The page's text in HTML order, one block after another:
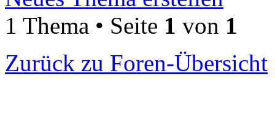
1 Thema • Seite 1 von 1
Zurück zu Foren-Übersicht